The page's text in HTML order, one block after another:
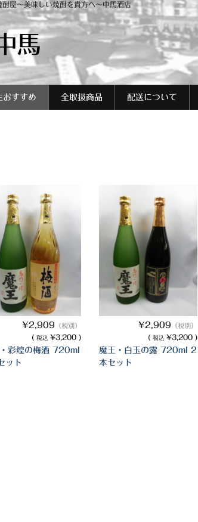
屋～美味しい焼酎を貴方へ～中馬酒店
馬
おすすめ 全取扱商品 配送について
¥2,909 （税別）
( 税込 ¥3,200 )
彩煌の梅酒 720ml
ット
¥2,909 （税別）
( 税込 ¥3,200 )
魔王・白玉の露 720ml 2
本セット